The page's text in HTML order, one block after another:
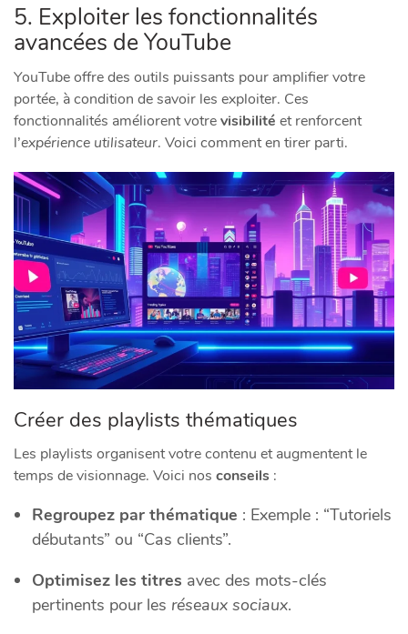
5. Exploiter les fonctionnalités
avancées de YouTube
YouTube offre des outils puissants pour amplifier votre
portée, à condition de savoir les exploiter. Ces
fonctionnalités améliorent votrevisibilité et renforcent
l’expérience utilisateur. Voici comment en tirer parti.
Créer des playlists thématiques
Les playlists organisent votre contenu et augmentent le
temps de visionnage. Voici nos conseils :
Regroupez par thématique : Exemple : “Tutoriels
débutants” ou “Cas clients”.
Optimisez les titres avec des mots-clés
pertinents pour les réseaux sociaux.